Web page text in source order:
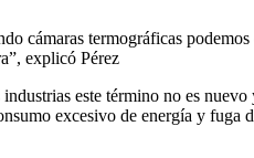
cámaras termográficas
explicó Pérez
industrias este término no es
excesivo de energía y fuga